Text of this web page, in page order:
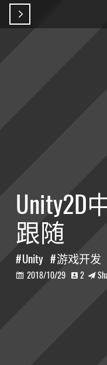

Unity2D
跟随
Unity 游戏开发
 2018/10/29  2 